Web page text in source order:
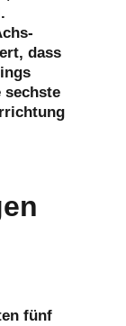
dass
sechste
fünf